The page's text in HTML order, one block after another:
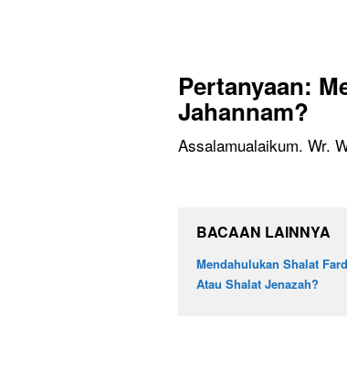
Pertanyaan:
Jahannam?
Assalamualaikum. Wr.
BACAAN LAINNYA
Mendahulukan Shalat
Atau Shalat Jenazah?